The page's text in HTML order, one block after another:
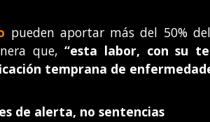
pueden aportar más del 50%
que,“esta labor, con su
temprana de
de alerta, no sentencias